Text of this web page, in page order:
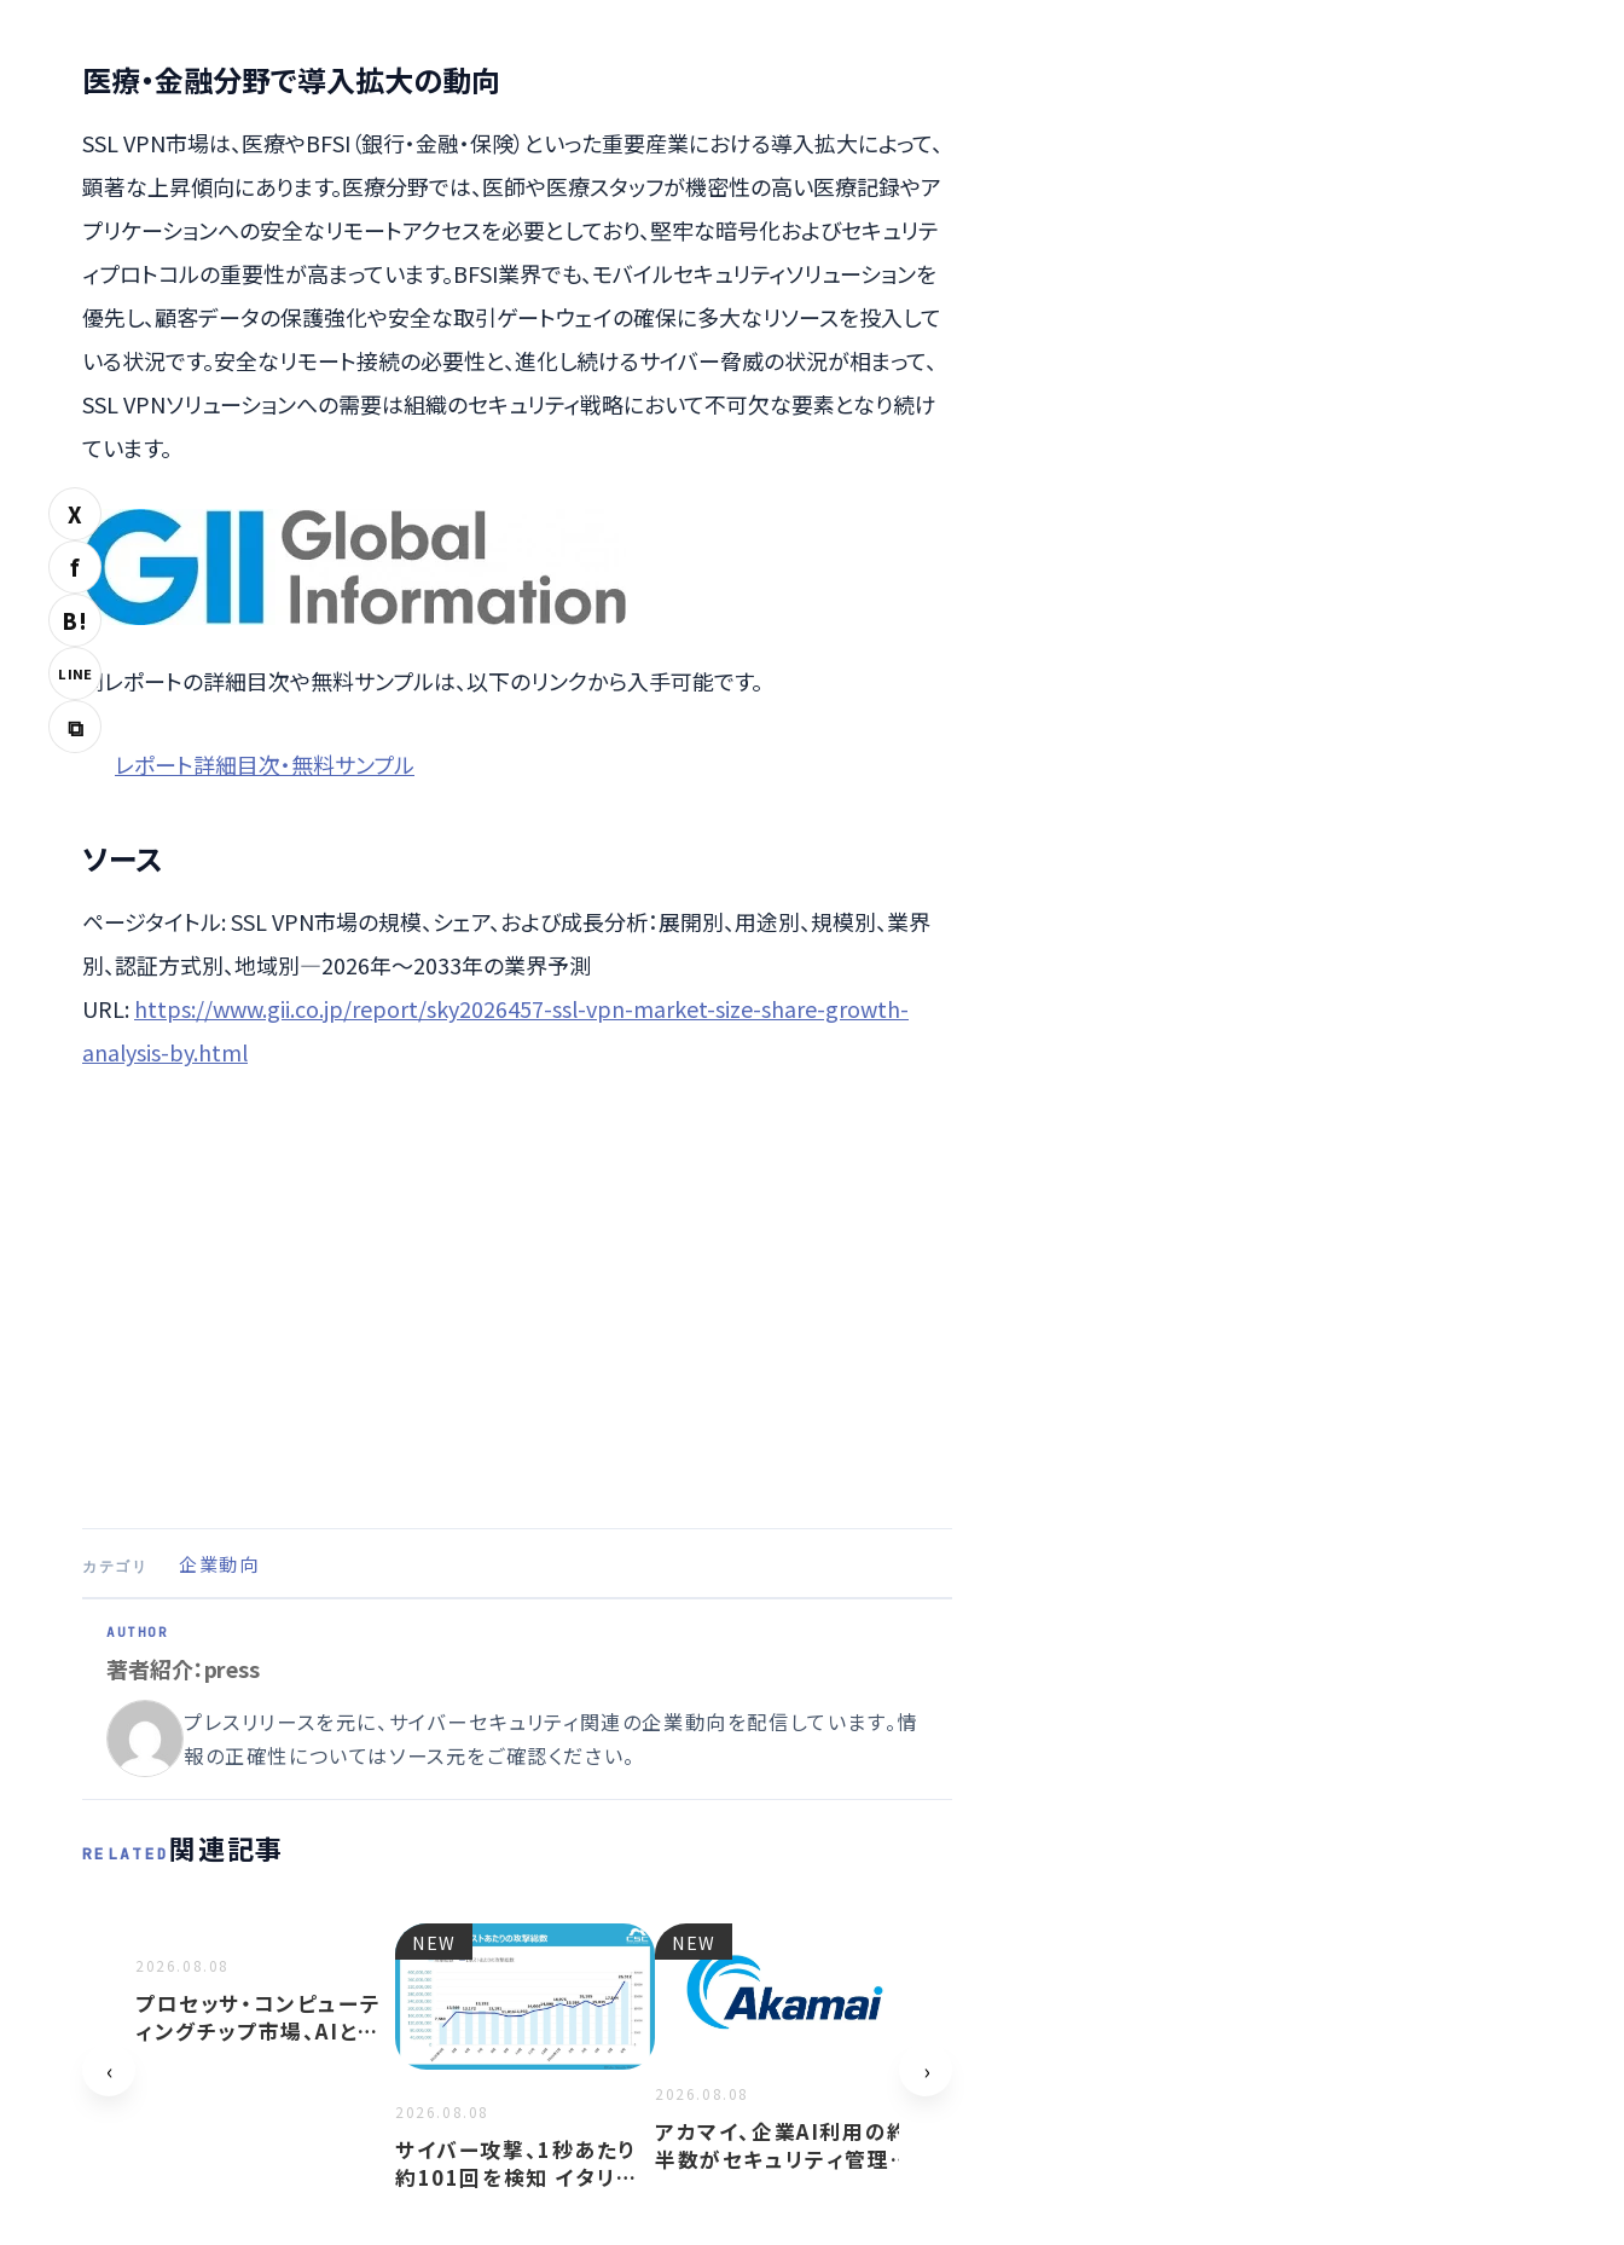
X
f
B!
LINE
⧉
医療・金融分野で導入拡大の動向
SSL VPN市場は、医療やBFSI（銀行・金融・保険）といった重要産業における導入拡大によって、
顕著な上昇傾向にあります。医療分野では、医師や医療スタッフが機密性の高い医療記録やア
プリケーションへの安全なリモートアクセスを必要としており、堅牢な暗号化およびセキュリテ
ィプロトコルの重要性が高まっています。BFSI業界でも、モバイルセキュリティソリューションを
優先し、顧客データの保護強化や安全な取引ゲートウェイの確保に多大なリソースを投入して
いる状況です。安全なリモート接続の必要性と、進化し続けるサイバー脅威の状況が相まって、
SSL VPNソリューションへの需要は組織のセキュリティ戦略において不可欠な要素となり続け
ています。
同レポートの詳細目次や無料サンプルは、以下のリンクから入手可能です。
レポート詳細目次・無料サンプル
ソース
ページタイトル: SSL VPN市場の規模、シェア、および成長分析：展開別、用途別、規模別、業界
別、認証方式別、地域別―2026年～2033年の業界予測
URL: https://www.gii.co.jp/report/sky2026457-ssl-vpn-market-size-share-growth-
analysis-by.html
カテゴリ 企業動向
著者紹介：press
プレスリリースを元に、サイバーセキュリティ関連の企業動向を配信しています。情
報の正確性についてはソース元をご確認ください。
RELATED 関連記事
‹
2026.08.08
プロセッサ・コンピューテ
ィングチップ市場、AIとデ
NEW
2026.08.08
サイバー攻撃、1秒あたり
約101回を検知 イタリア
NEW
2026.08.08
アカマイ、企業AI利用の約
半数がセキュリティ管理回
›